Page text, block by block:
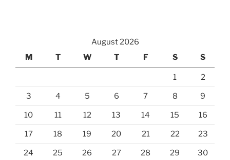
August 2026
M
T W T F S S
1 2
3 4 5 6 7 8 9
10 11 12 13 14 15 16
17 18 19 20 21 22 23
24 25 26 27 28 29 30